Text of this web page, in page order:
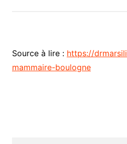
Source à lire : https://
mammaire-boulogne